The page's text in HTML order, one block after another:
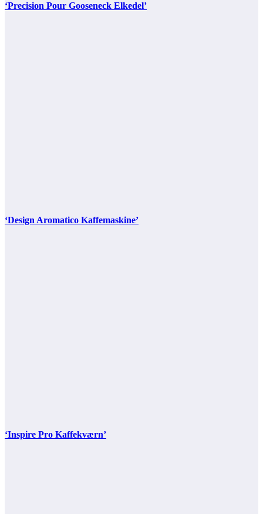
‘Precision Pour Gooseneck Elkedel’
‘Design Aromatico Kaffemaskine’
‘Inspire Pro Kaffekværn’